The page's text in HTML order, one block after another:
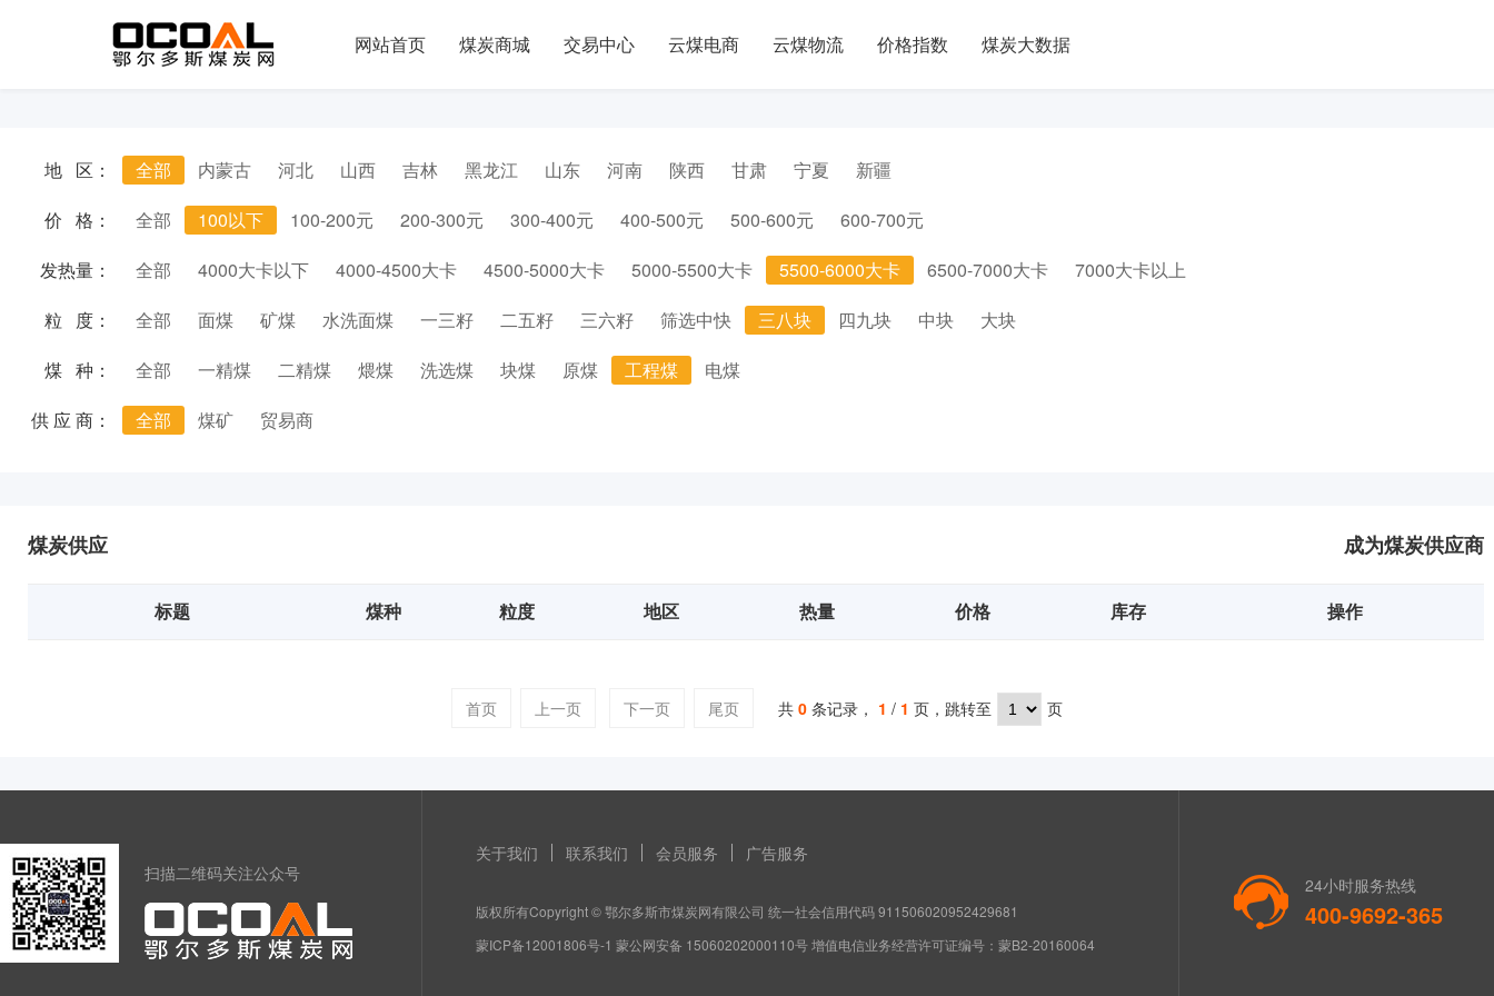
网站首页 煤炭商城 交易中心 云煤电商 云煤物流 价格指数 煤炭大数据
地 区： 全部 内蒙古 河北 山西 吉林 黑龙江 山东 河南 陕西 甘肃 宁夏
新疆
价 格：
全部 100以下 100-200元 200-300元 300-400元 400-500元 500-600元
600-700元
发热量：
全部 4000大卡以下 4000-4500大卡 4500-5000大卡 5000-5500大卡 5500-6000大卡 6500-7000大卡
7000大卡以上
粒 度：
全部 面煤 矿煤 水洗面煤 一三籽 二五籽 三六籽 筛选中快 三八块 四九块 中块
大块
煤 种：
全部 一精煤 二精煤 煨煤 洗选煤 块煤 原煤 工程煤
电煤
供 应 商：
全部 煤矿 贸易商
成为煤炭供应商
煤炭供应
标题 煤种 粒度 地区 热量 价格 库存 操作
首页 上一页 下一页 尾页 共 0 条记录， 1 / 1 页，跳转至 页
扫描二维码关注公众号
关于我们 联系我们 会员服务 广告服务
版权所有Copyright © 鄂尔多斯市煤炭网有限公司 统一社会信用代码 911506020952429681
蒙ICP备12001806号-1 蒙公网安备 15060202000110号 增值电信业务经营许可证编号：蒙B2-20160064
24小时服务热线
400-9692-365